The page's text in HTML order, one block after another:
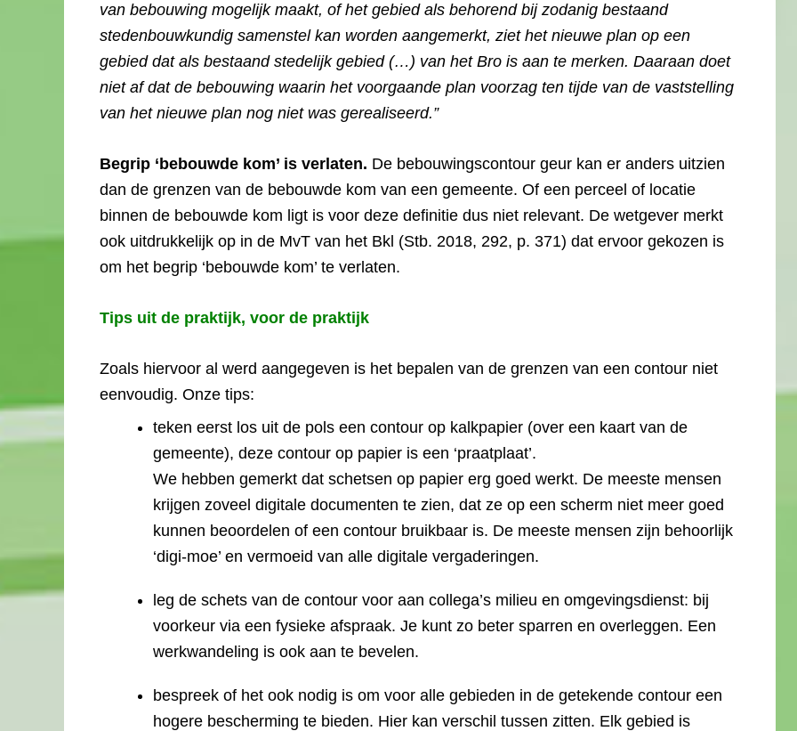
van bebouwing mogelijk maakt, of het gebied als behorend bij zodanig bestaand
stedenbouwkundig samenstel kan worden aangemerkt, ziet het nieuwe plan op een
gebied dat als bestaand stedelijk gebied (…) van het Bro is aan te merken. Daaraan doet
niet af dat de bebouwing waarin het voorgaande plan voorzag ten tijde van de vaststelling
van het nieuwe plan nog niet was gerealiseerd.”
Begrip ‘bebouwde kom’ is verlaten. De bebouwingscontour geur kan er anders uitzien
dan de grenzen van de bebouwde kom van een gemeente. Of een perceel of locatie
binnen de bebouwde kom ligt is voor deze definitie dus niet relevant. De wetgever merkt
ook uitdrukkelijk op in de MvT van het Bkl (Stb. 2018, 292, p. 371) dat ervoor gekozen is
om het begrip ‘bebouwde kom’ te verlaten.
Tips uit de praktijk, voor de praktijk
Zoals hiervoor al werd aangegeven is het bepalen van de grenzen van een contour niet
eenvoudig. Onze tips:
teken eerst los uit de pols een contour op kalkpapier (over een kaart van de
gemeente), deze contour op papier is een ‘praatplaat’.
We hebben gemerkt dat schetsen op papier erg goed werkt. De meeste mensen
krijgen zoveel digitale documenten te zien, dat ze op een scherm niet meer goed
kunnen beoordelen of een contour bruikbaar is. De meeste mensen zijn behoorlijk
‘digi-moe’ en vermoeid van alle digitale vergaderingen.
leg de schets van de contour voor aan collega’s milieu en omgevingsdienst: bij
voorkeur via een fysieke afspraak. Je kunt zo beter sparren en overleggen. Een
werkwandeling is ook aan te bevelen.
bespreek of het ook nodig is om voor alle gebieden in de getekende contour een
hogere bescherming te bieden. Hier kan verschil tussen zitten. Elk gebied is